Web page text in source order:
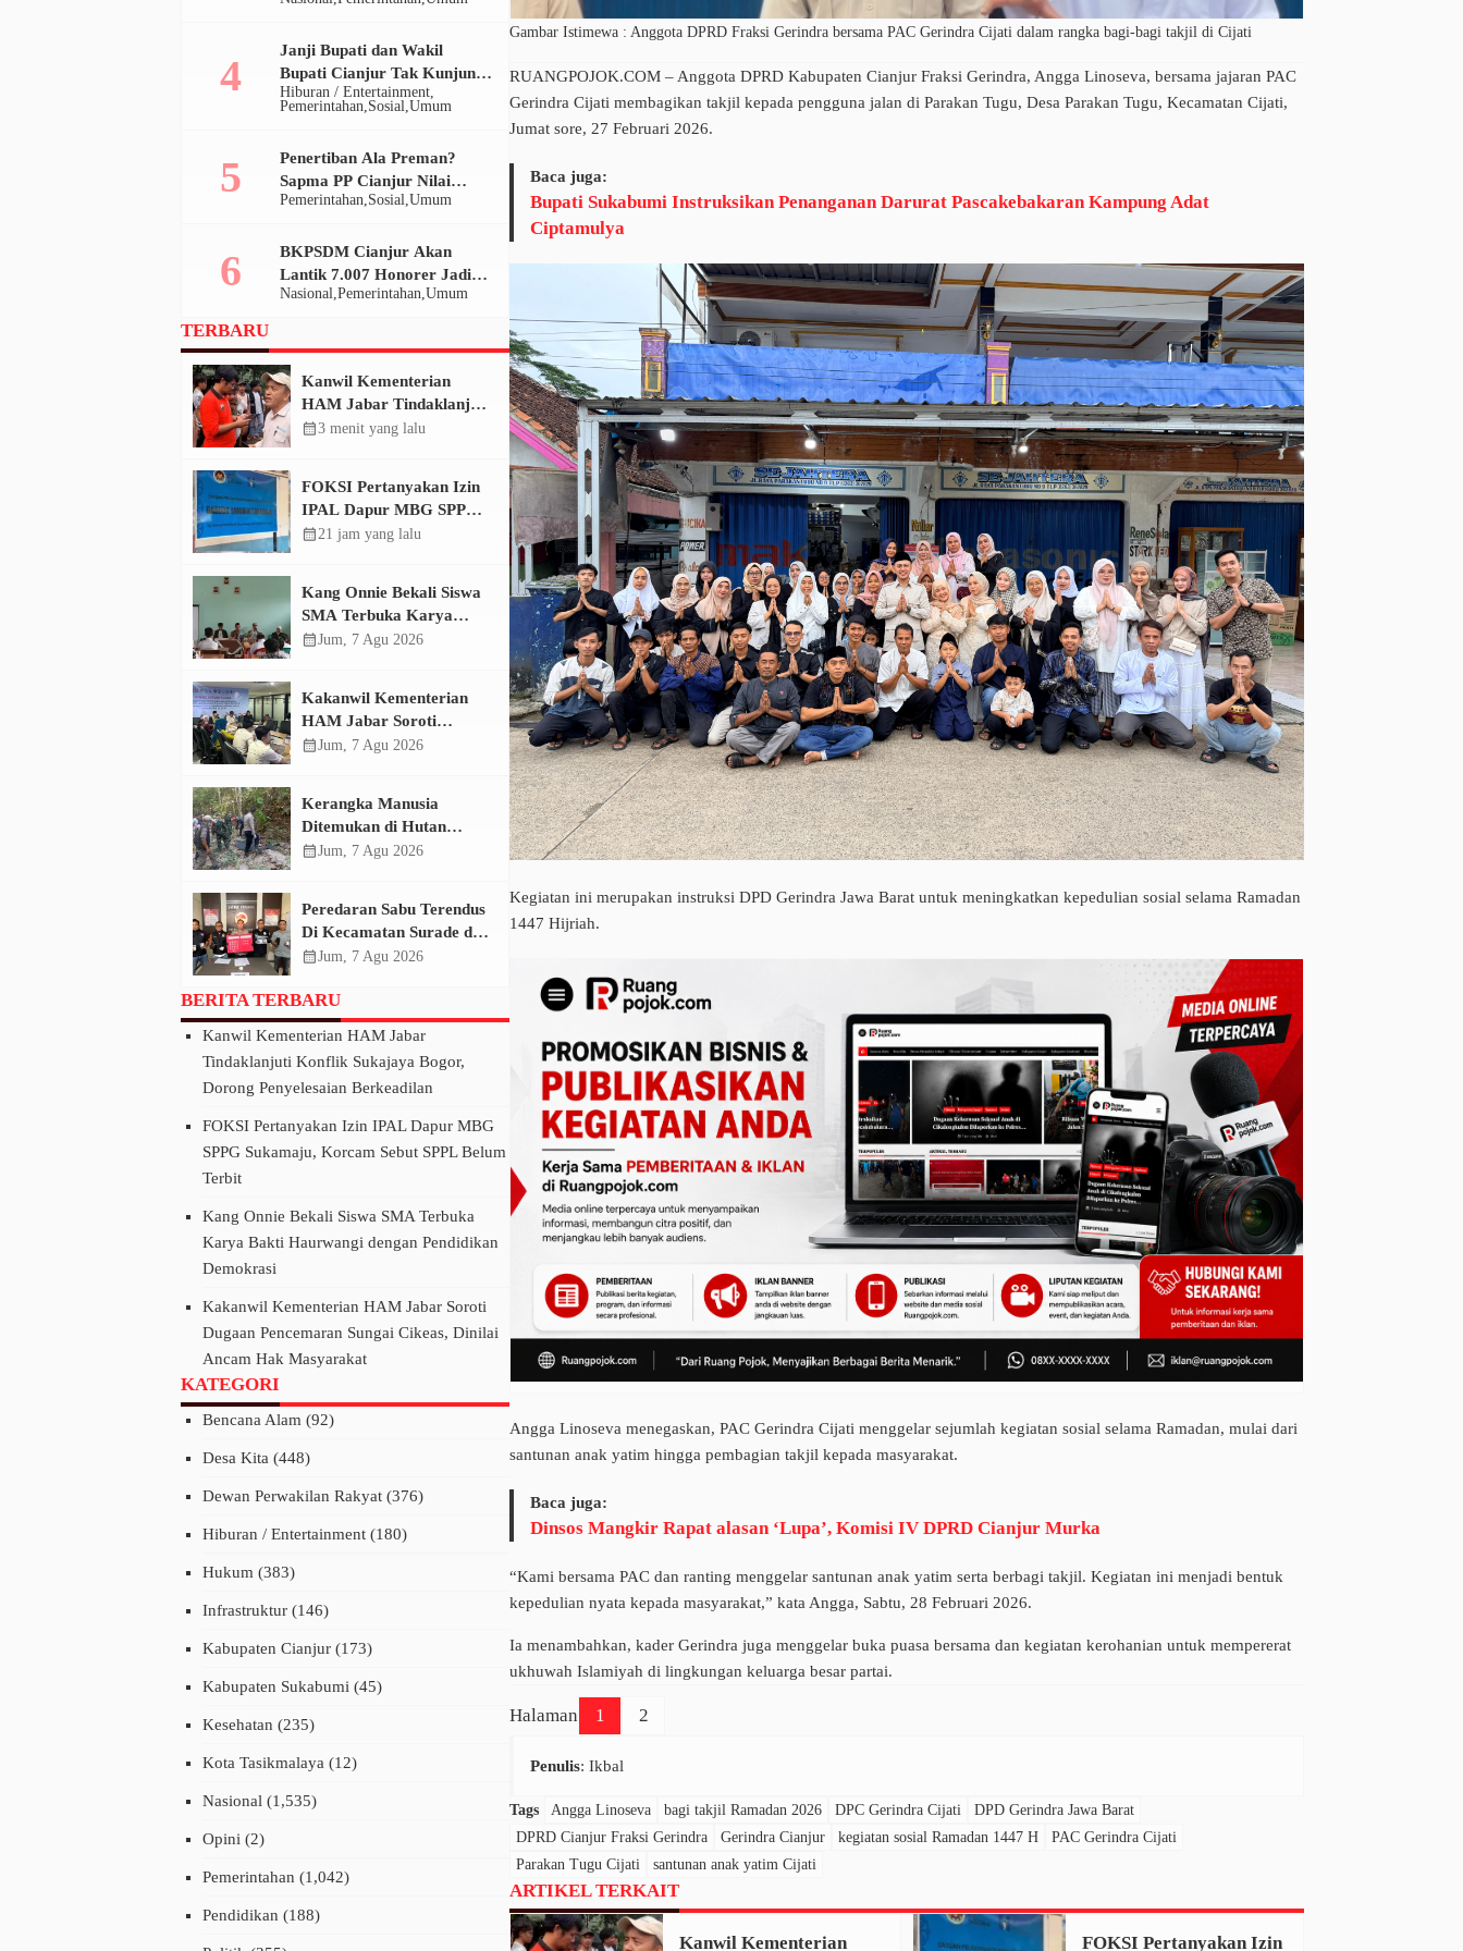
Gambar Istimewa : Anggota DPRD Fraksi Gerindra bersama PAC Gerindra Cijati dalam rangka bagi-bagi takjil di Cijati
RUANGPOJOK.COM – Anggota DPRD Kabupaten Cianjur Fraksi Gerindra, Angga Linoseva, bersama jajaran PAC
Gerindra Cijati membagikan takjil kepada pengguna jalan di Parakan Tugu, Desa Parakan Tugu, Kecamatan Cijati,
Jumat sore, 27 Februari 2026.
Baca juga:
Bupati Sukabumi Instruksikan Penanganan Darurat Pascakebakaran Kampung Adat
Ciptamulya
Kegiatan ini merupakan instruksi DPD Gerindra Jawa Barat untuk meningkatkan kepedulian sosial selama Ramadan
1447 Hijriah.
Angga Linoseva menegaskan, PAC Gerindra Cijati menggelar sejumlah kegiatan sosial selama Ramadan, mulai dari
santunan anak yatim hingga pembagian takjil kepada masyarakat.
Baca juga:
Dinsos Mangkir Rapat alasan ‘Lupa’, Komisi IV DPRD Cianjur Murka
“Kami bersama PAC dan ranting menggelar santunan anak yatim serta berbagi takjil. Kegiatan ini menjadi bentuk
kepedulian nyata kepada masyarakat,” kata Angga, Sabtu, 28 Februari 2026.
Ia menambahkan, kader Gerindra juga menggelar buka puasa bersama dan kegiatan kerohanian untuk mempererat
ukhuwah Islamiyah di lingkungan keluarga besar partai.
Halaman 1 2
Penulis: Ikbal
Tags Angga Linoseva bagi takjil Ramadan 2026 DPC Gerindra Cijati
DPD Gerindra Jawa Barat
DPRD Cianjur Fraksi Gerindra
Gerindra Cianjur kegiatan sosial Ramadan 1447 H
PAC Gerindra Cijati
Parakan Tugu Cijati
santunan anak yatim Cijati
ARTIKEL TERKAIT
Kanwil Kementerian
FOKSI Pertanyakan Izin
Hiburan / Entertainment
Pemerintahan Sosial Umum
Janji Bupati dan Wakil
Bupati Cianjur Tak Kunjung
Terpenuhi, Ratusan Massa
Ansor Geruduk Pendopo
Pemerintahan Sosial Umum
Penertiban Ala Preman?
Sapma PP Cianjur Nilai
Satpol PP Tak Manusiawi di
Nasional Pemerintahan Umum
BKPSDM Cianjur Akan
Lantik 7.007 Honorer Jadi
P3K Paruh Waktu pada 20
TERBARU
Kanwil Kementerian
HAM Jabar Tindaklanjuti
Konflik Sukajaya Bogor,
calendar_month3 menit yang lalu
FOKSI Pertanyakan Izin
IPAL Dapur MBG SPPG
Sukamaju, Korcam Sebut
calendar_month21 jam yang lalu
Kang Onnie Bekali Siswa
SMA Terbuka Karya
Bakti Haurwangi dengan
calendar_monthJum, 7 Agu 2026
Kakanwil Kementerian
HAM Jabar Soroti
Dugaan Pencemaran
calendar_monthJum, 7 Agu 2026
Kerangka Manusia
Ditemukan di Hutan
Perhutani Sindangbarang,
calendar_monthJum, 7 Agu 2026
Peredaran Sabu Terendus
Di Kecamatan Surade dan
Ciemas, Polres Sukabumi
calendar_monthJum, 7 Agu 2026
BERITA TERBARU
Kanwil Kementerian HAM Jabar
Tindaklanjuti Konflik Sukajaya Bogor,
Dorong Penyelesaian Berkeadilan
FOKSI Pertanyakan Izin IPAL Dapur MBG
SPPG Sukamaju, Korcam Sebut SPPL Belum
Terbit
Kang Onnie Bekali Siswa SMA Terbuka
Karya Bakti Haurwangi dengan Pendidikan
Demokrasi
Kakanwil Kementerian HAM Jabar Soroti
Dugaan Pencemaran Sungai Cikeas, Dinilai
Ancam Hak Masyarakat
KATEGORI
Bencana Alam (92)
Desa Kita (448)
Dewan Perwakilan Rakyat (376)
Hiburan / Entertainment (180)
Hukum (383)
Infrastruktur (146)
Kabupaten Cianjur (173)
Kabupaten Sukabumi (45)
Kesehatan (235)
Kota Tasikmalaya (12)
Nasional (1,535)
Opini (2)
Pemerintahan (1,042)
Pendidikan (188)